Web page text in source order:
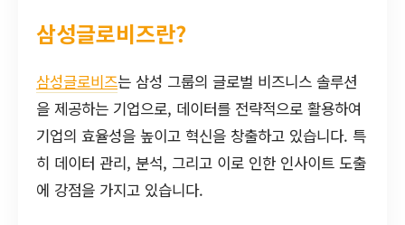
삼성글로비즈란?
삼성글로비즈는 삼성 그룹의 글로벌 비즈니스 솔루션
을 제공하는 기업으로, 데이터를 전략적으로 활용하여
기업의 효율성을 높이고 혁신을 창출하고 있습니다. 특
히 데이터 관리, 분석, 그리고 이로 인한 인사이트 도출
에 강점을 가지고 있습니다.